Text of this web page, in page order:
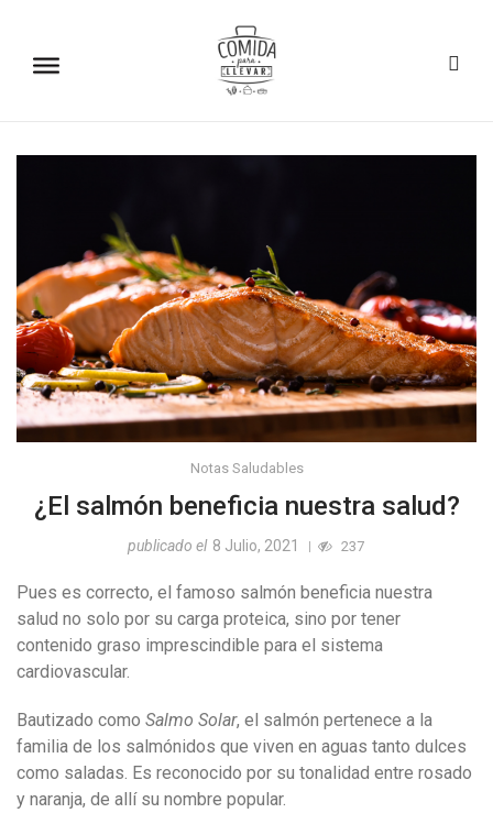
Notas Saludables
¿El salmón beneficia nuestra salud?
publicado el 8 Julio, 2021 237
Pues es correcto, el famoso salmón beneficia nuestra
salud no solo por su carga proteica, sino por tener
contenido graso imprescindible para el sistema
cardiovascular.
Bautizado como Salmo Solar, el salmón pertenece a la
familia de los salmónidos que viven en aguas tanto dulces
como saladas. Es reconocido por su tonalidad entre rosado
y naranja, de allí su nombre popular.